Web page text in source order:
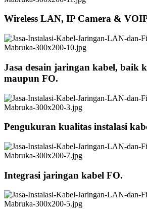
Wireless LAN, IP Camera &
Jasa desain jaringan kabel, baik
maupun FO.
Pengukuran kualitas instalasi
Integrasi jaringan kabel FO.